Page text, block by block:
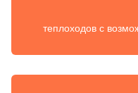
теплоходов с